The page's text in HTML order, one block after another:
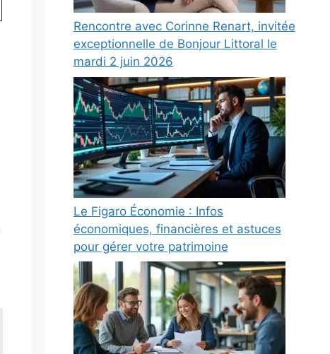
Rencontre avec Corinne Renart, invitée
exceptionnelle de Bonjour Littoral le
mardi 2 juin 2026
Le Figaro Économie : Infos
économiques, financières et astuces
pour gérer votre patrimoine